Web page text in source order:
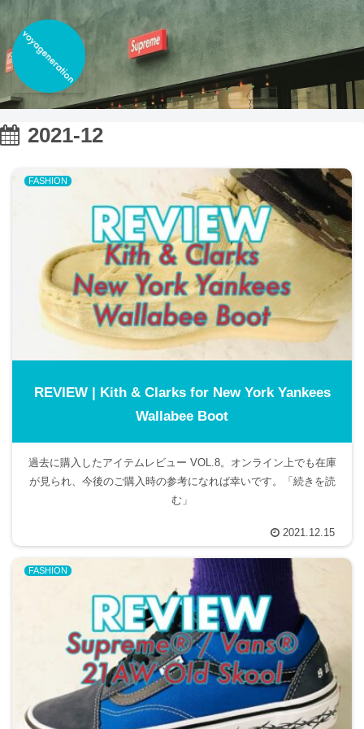
2021-12
FASHION
REVIEW | Kith & Clarks for New York Yankees
Wallabee Boot
過去に購入したアイテムレビュー VOL.8。オンライン上でも在庫
が見られ、今後のご購入時の参考になれば幸いです。「続きを読
む」
2021.12.15
FASHION